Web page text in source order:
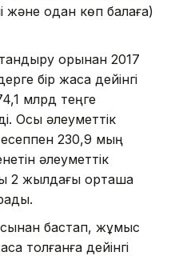
және одан көп балаға)
қорынан 2017
бір жасқа дейінгі
млрд теңге
Осы әлеуметтік
230,9 мың
әлеуметтік
2 жылдағы орташа
бастап, жұмыс
толғанға дейінгі